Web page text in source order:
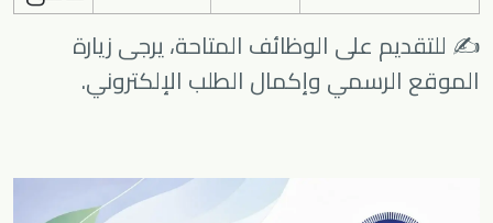
✍️ للتقديم على الوظائف المتاحة، يرجى زيارة
الموقع الرسمي وإكمال الطلب الإلكتروني.